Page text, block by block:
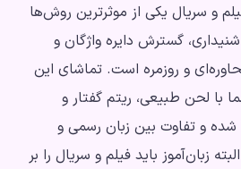
و سریال یکی از موثرترین روش‌ها
گسترش دایره واژگان و
و روزمره است. تماشای این
با لحن طبیعی، ریتم گفتار و
شده و تفاوت بین زبان رسمی و
زبان‌آموز باید فیلم و سریال را بر